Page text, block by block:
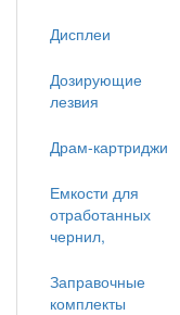
Дисплеи
Дозирующие
лезвия
Драм-картриджи
Емкости для
отработанных
чернил,
Заправочные
комплекты